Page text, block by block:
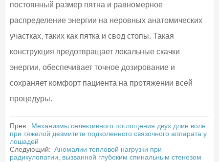
постоянный размер пятна и равномерное
распределение энергии на неровных анатомических
участках, таких как пятка и свод стопы. Такая
конструкция предотвращает локальные скачки
энергии, обеспечивает точное дозирование и
сохраняет комфорт пациента на протяжении всей
процедуры.
Прев: Механизмы селективного поглощения двух длин волн
при тяжелой дезмитите подколенного связочного аппарата у
лошадей
Следующий: Аномалии тепловой нагрузки при
радикулопатии, вызванной глубоким спинальным стенозом